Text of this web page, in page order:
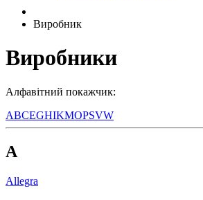
Виробник
Виробники
Алфавітний покажчик:
ABCEGHIKMOPSVW
A
Allegra